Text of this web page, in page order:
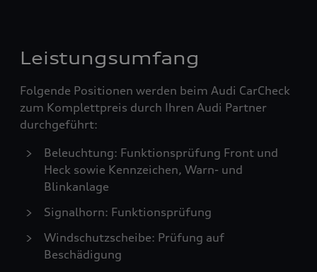
Leistungsumfang
Folgende Positionen werden beim Audi CarCheck
zum Komplettpreis durch Ihren Audi Partner
durchgeführt:
Beleuchtung: Funktionsprüfung Front und
Heck sowie Kennzeichen, Warn- und
Blinkanlage
Signalhorn: Funktionsprüfung
Windschutzscheibe: Prüfung auf
Beschädigung